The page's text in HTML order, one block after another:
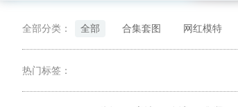
全部分类： 全部 合集套图 网红模特
热门标签：